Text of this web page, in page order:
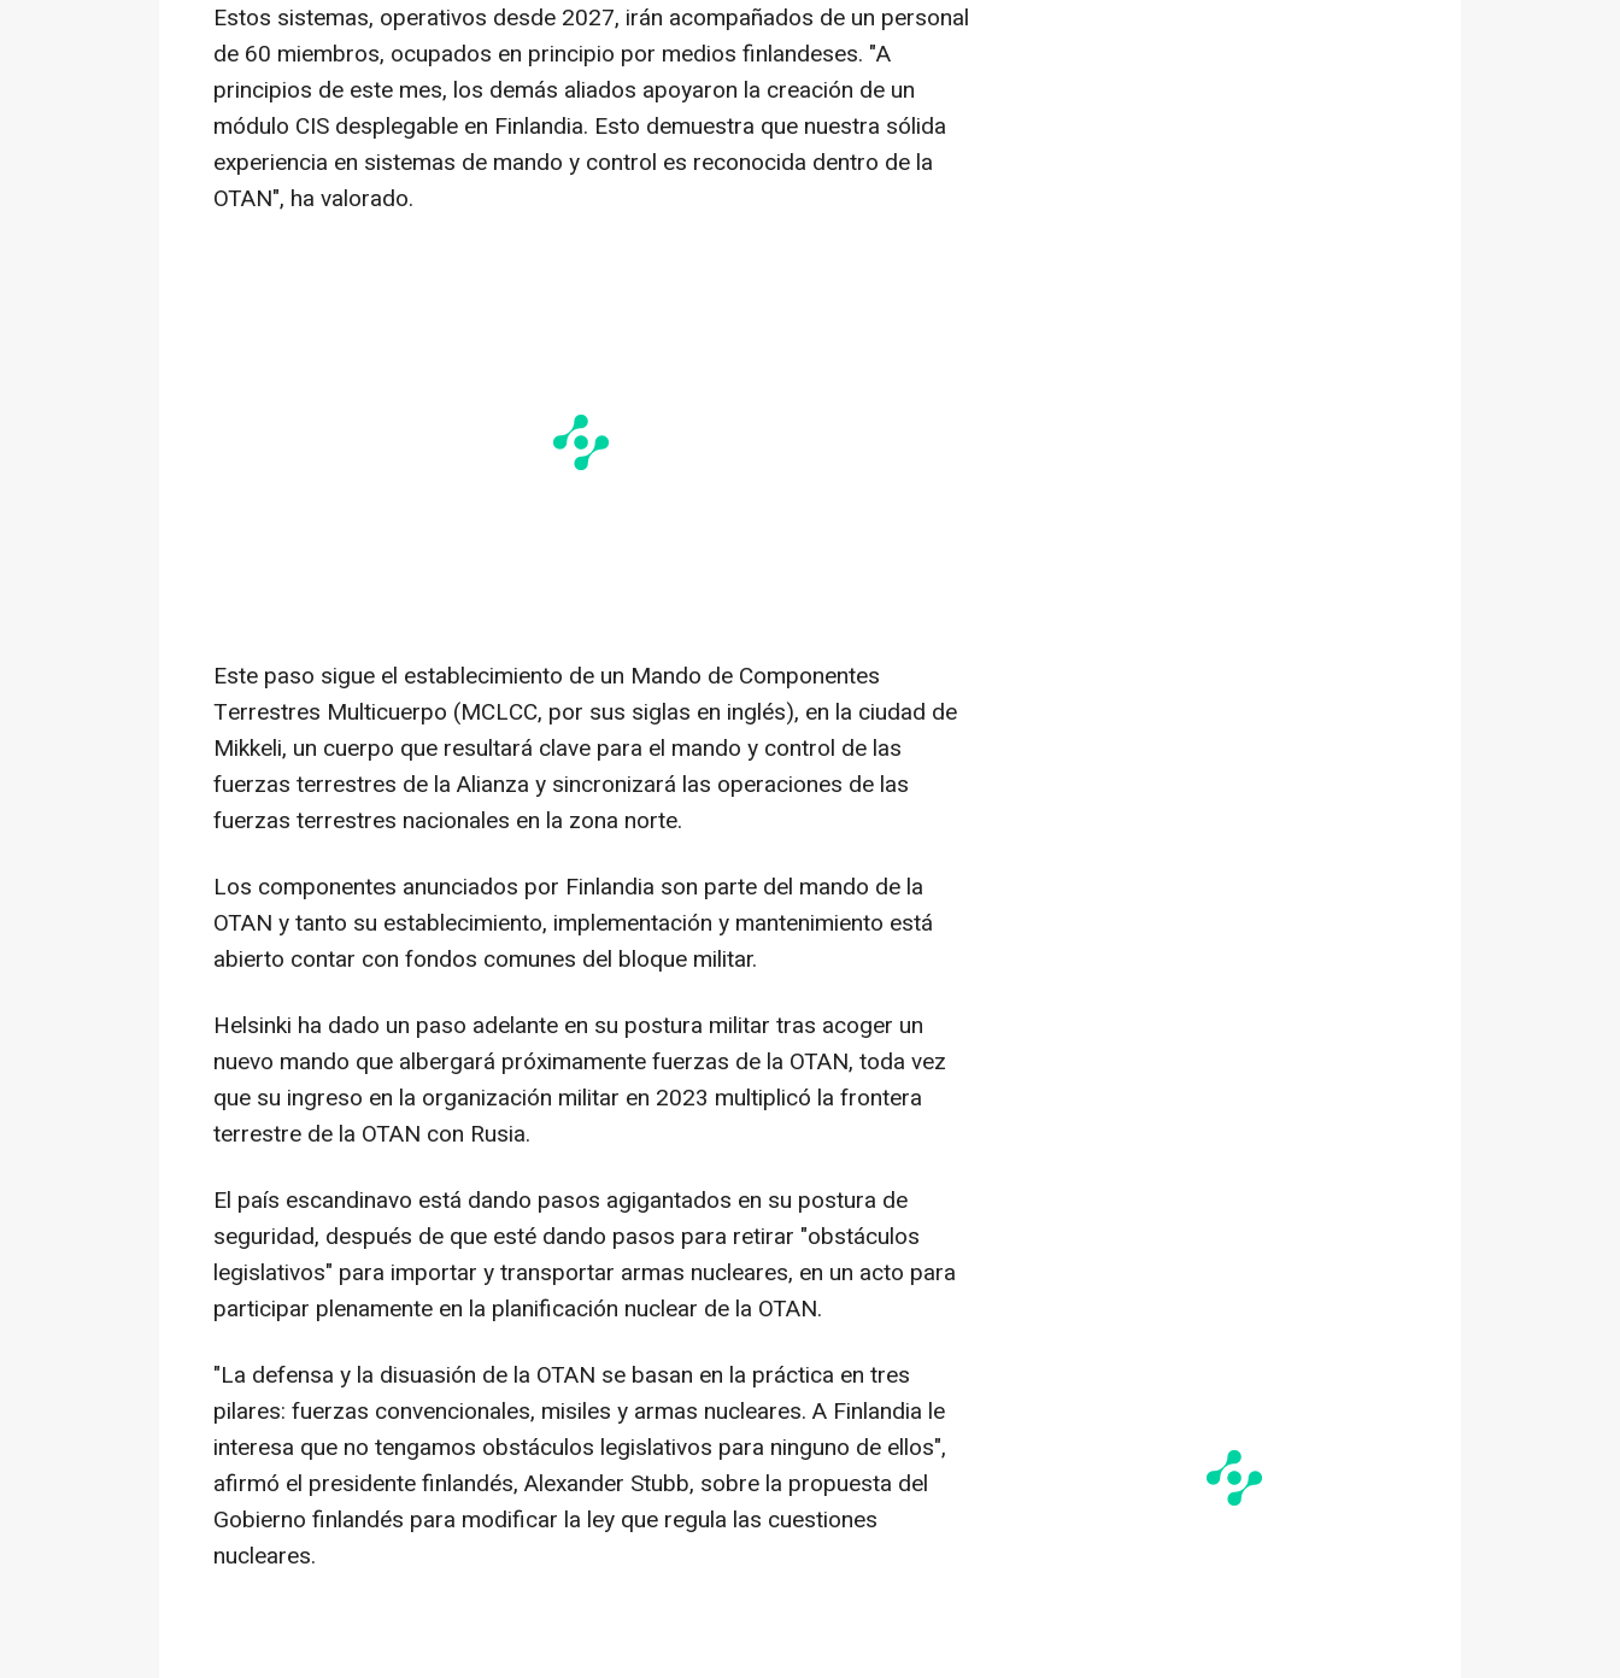
Estos sistemas, operativos desde 2027, irán acompañados de un personal
de 60 miembros, ocupados en principio por medios finlandeses. "A
principios de este mes, los demás aliados apoyaron la creación de un
módulo CIS desplegable en Finlandia. Esto demuestra que nuestra sólida
experiencia en sistemas de mando y control es reconocida dentro de la
OTAN", ha valorado.
Este paso sigue el establecimiento de un Mando de Componentes
Terrestres Multicuerpo (MCLCC, por sus siglas en inglés), en la ciudad de
Mikkeli, un cuerpo que resultará clave para el mando y control de las
fuerzas terrestres de la Alianza y sincronizará las operaciones de las
fuerzas terrestres nacionales en la zona norte.
Los componentes anunciados por Finlandia son parte del mando de la
OTAN y tanto su establecimiento, implementación y mantenimiento está
abierto contar con fondos comunes del bloque militar.
Helsinki ha dado un paso adelante en su postura militar tras acoger un
nuevo mando que albergará próximamente fuerzas de la OTAN, toda vez
que su ingreso en la organización militar en 2023 multiplicó la frontera
terrestre de la OTAN con Rusia.
El país escandinavo está dando pasos agigantados en su postura de
seguridad, después de que esté dando pasos para retirar "obstáculos
legislativos" para importar y transportar armas nucleares, en un acto para
participar plenamente en la planificación nuclear de la OTAN.
"La defensa y la disuasión de la OTAN se basan en la práctica en tres
pilares: fuerzas convencionales, misiles y armas nucleares. A Finlandia le
interesa que no tengamos obstáculos legislativos para ninguno de ellos",
afirmó el presidente finlandés, Alexander Stubb, sobre la propuesta del
Gobierno finlandés para modificar la ley que regula las cuestiones
nucleares.